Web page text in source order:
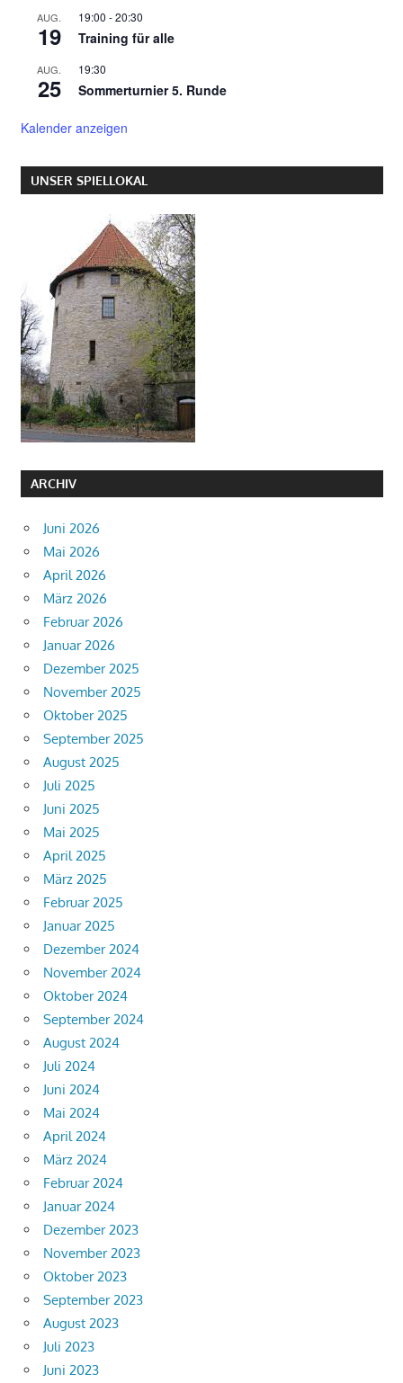
AUG.
19
19:00 -20:30
Training für alle
AUG.
25
19:30
Sommerturnier 5. Runde
Kalender anzeigen
UNSER SPIELLOKAL
ARCHIV
Juni 2026
Mai 2026
April 2026
März 2026
Februar 2026
Januar 2026
Dezember 2025
November 2025
Oktober 2025
September 2025
August 2025
Juli 2025
Juni 2025
Mai 2025
April 2025
März 2025
Februar 2025
Januar 2025
Dezember 2024
November 2024
Oktober 2024
September 2024
August 2024
Juli 2024
Juni 2024
Mai 2024
April 2024
März 2024
Februar 2024
Januar 2024
Dezember 2023
November 2023
Oktober 2023
September 2023
August 2023
Juli 2023
Juni 2023